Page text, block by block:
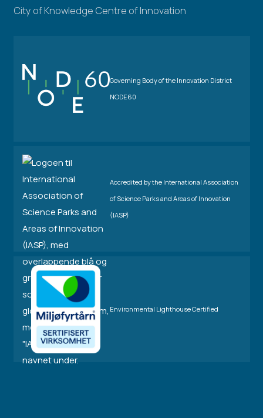
City of Knowledge Centre of Innovation
Governing Body of the Innovation District
NODE60
Accredited by the International Association
of Science Parks and Areas of Innovation
(IASP)
Environmental Lighthouse Certified